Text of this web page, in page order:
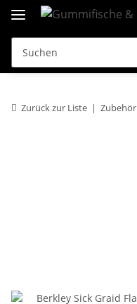
Zurück zur Liste Zubehör